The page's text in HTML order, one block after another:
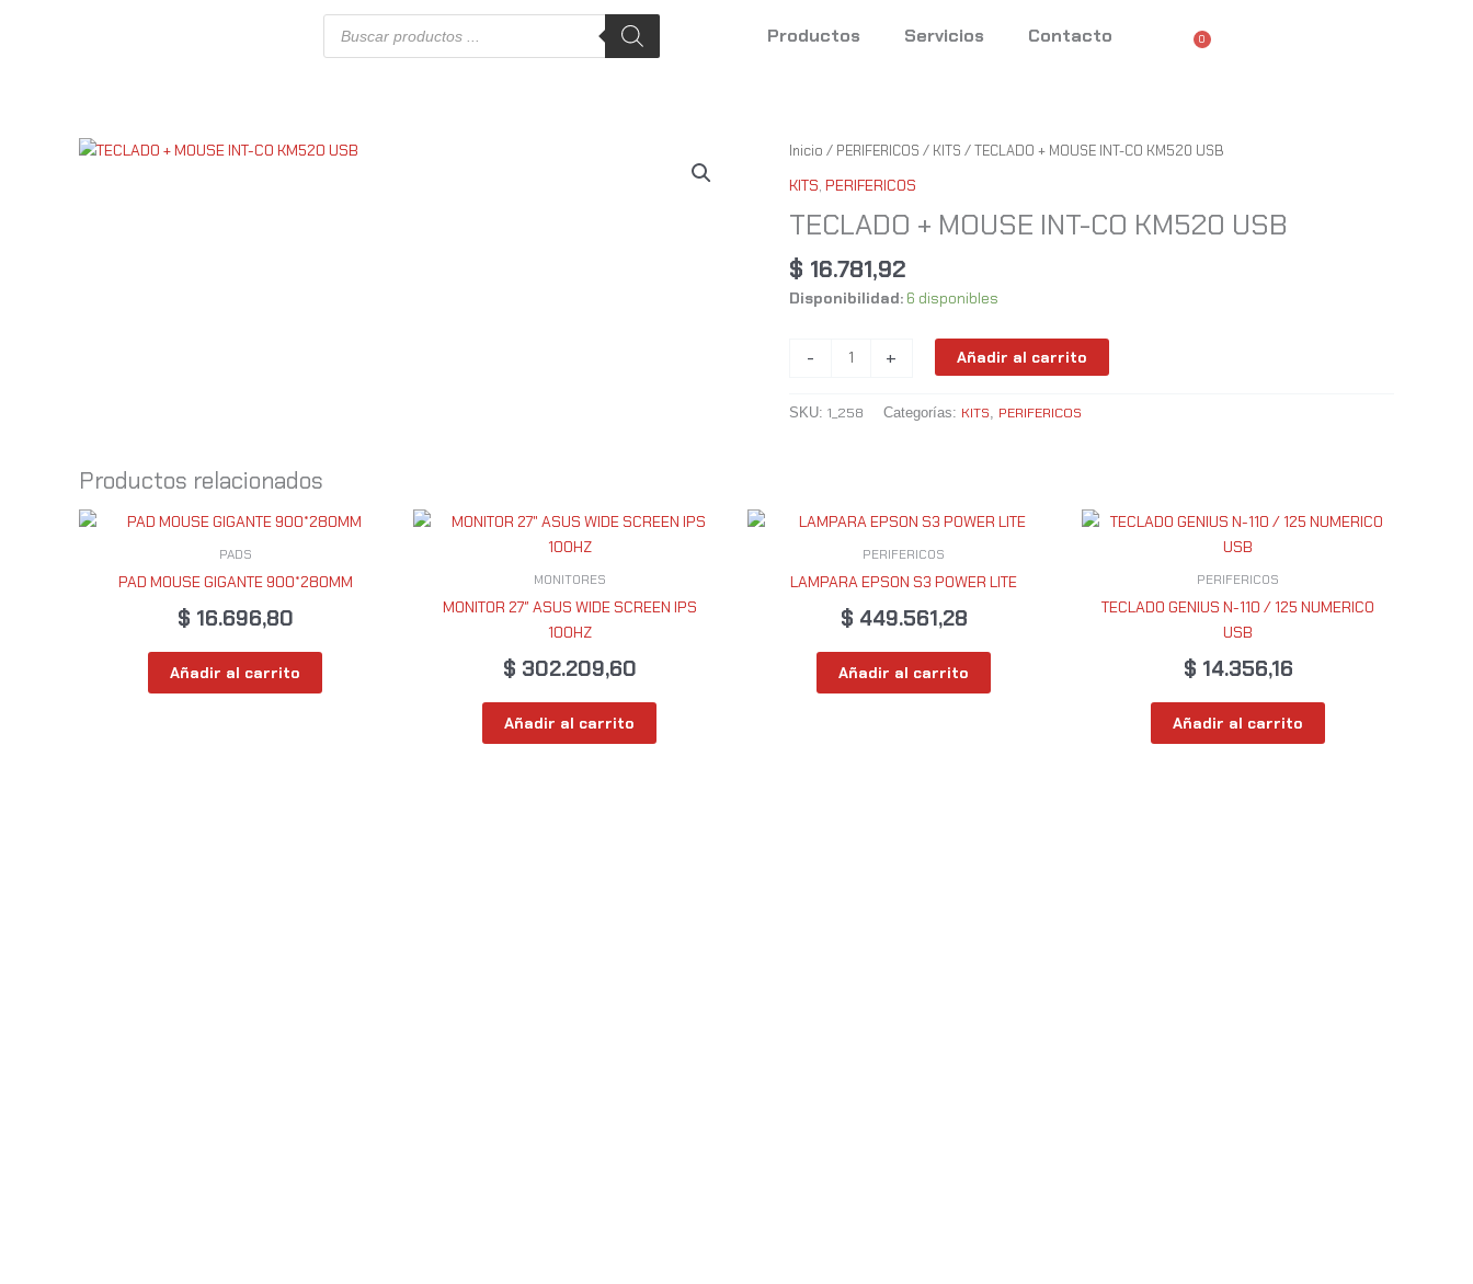
Búsqueda
productos
Productos Servicios Contacto 0
Cart
Inicio / PERIFERICOS / KITS / TECLADO + MOUSE INT-CO KM520 USB
KITS, PERIFERICOS
TECLADO + MOUSE INT-CO KM520 USB
$ 16.781,92
Disponibilidad: 6 disponibles
-
TECLADO
MOUSE
INT-
KM520
USB
+ Añadir al carrito
SKU: 1_258 Categorías: KITS, PERIFERICOS
Productos relacionados
PADS
PAD MOUSE GIGANTE 900*280MM
$ 16.696,80
Añadir al carrito
MONITORES
MONITOR 27″ ASUS WIDE SCREEN IPS
100HZ
$ 302.209,60
Añadir al carrito
PERIFERICOS
LAMPARA EPSON S3 POWER LITE
$ 449.561,28
Añadir al carrito
PERIFERICOS
TECLADO GENIUS N-110 / 125 NUMERICO
USB
$ 14.356,16
Añadir al carrito